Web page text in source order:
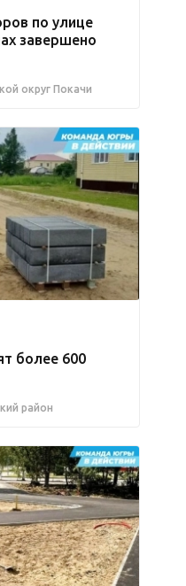
по улице
завершено
округ Покачи
более 600
район